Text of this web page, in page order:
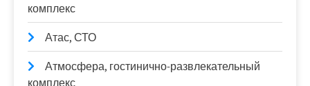
комплекс
Атас, СТО
Атмосфера, гостинично-развлекательный
комплекс